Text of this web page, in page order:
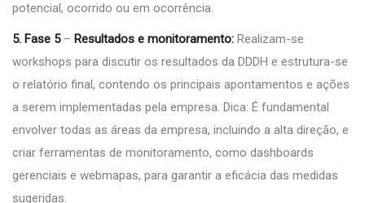
potencial, ocorrido ou em ocorrência.
5. Fase 5– Resultados e monitoramento: Realizam-se
workshops para discutir os resultados da DDDH e estrutura-se
o relatório final, contendo os principais apontamentos e ações
a serem implementadas pela empresa. Dica: É fundamental
envolver todas as áreas da empresa, incluindo a alta direção, e
criar ferramentas de monitoramento, como dashboards
gerenciais e webmapas, para garantir a eficácia das medidas
sugeridas.